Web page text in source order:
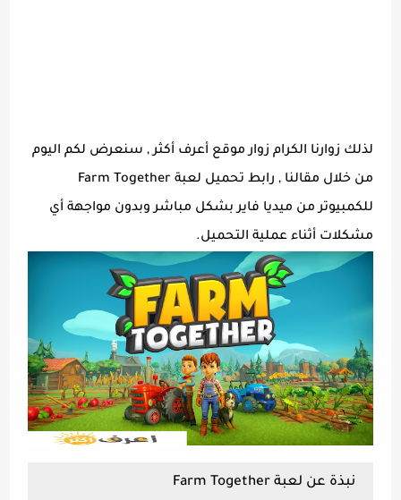
لذلك زوارنا الكرام زوار موقع أعرف أكثر , سنعرض لكم اليوم
من خلال مقالنا , رابط تحميل لعبة Farm Together
للكمبيوتر من ميديا فاير بشكل مباشر وبدون مواجهة أي
مشكلات أثناء عملية التحميل.
نبذة عن لعبة Farm Together